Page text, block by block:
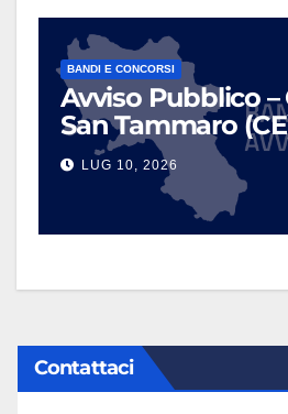
BANDI E CONCORSI
Avviso Pubblico
San Tammaro
LUG 10, 2026
Contattaci